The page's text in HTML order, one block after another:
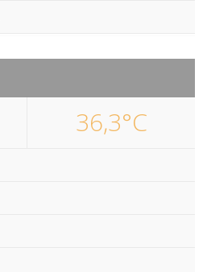
36,3°C